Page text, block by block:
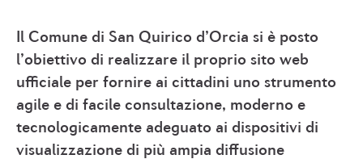
Il Comune di San Quirico d’Orcia si è posto
l’obiettivo di realizzare il proprio sito web
ufficiale per fornire ai cittadini uno strumento
agile e di facile consultazione, moderno e
tecnologicamente adeguato ai dispositivi di
visualizzazione di più ampia diffusione